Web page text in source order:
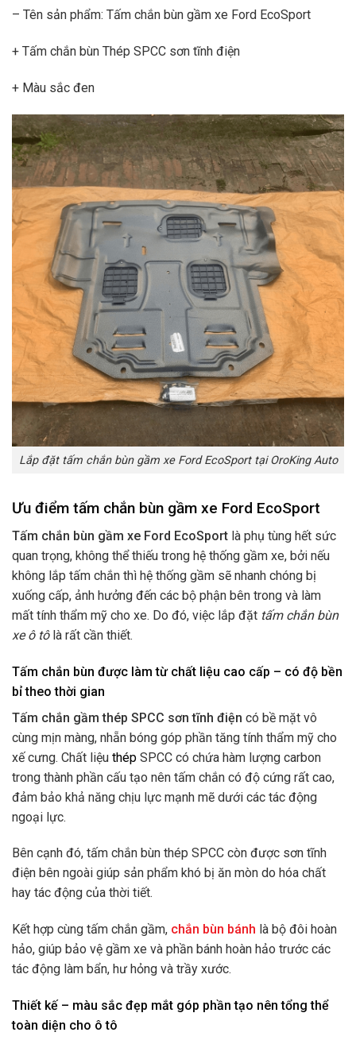
– Tên sản phẩm: Tấm chắn bùn gầm xe Ford EcoSport
+ Tấm chắn bùn Thép SPCC sơn tĩnh điện
+ Màu sắc đen
Lắp đặt tấm chắn bùn gầm xe Ford EcoSport tại OroKing Auto
Ưu điểm tấm chắn bùn gầm xe Ford EcoSport
Tấm chắn bùn gầm xe Ford EcoSport là phụ tùng hết sức
quan trọng, không thể thiếu trong hệ thống gầm xe, bởi nếu
không lắp tấm chắn thì hệ thống gầm sẽ nhanh chóng bị
xuống cấp, ảnh hưởng đến các bộ phận bên trong và làm
mất tính thẩm mỹ cho xe. Do đó, việc lắp đặt tấm chắn bùn
xe ô tô là rất cần thiết.
Tấm chắn bùn được làm từ chất liệu cao cấp – có độ bền
bỉ theo thời gian
Tấm chắn gầm thép SPCC sơn tĩnh điện có bề mặt vô
cùng mịn màng, nhẵn bóng góp phần tăng tính thẩm mỹ cho
xế cưng. Chất liệu thép SPCC có chứa hàm lượng carbon
trong thành phần cấu tạo nên tấm chắn có độ cứng rất cao,
đảm bảo khả năng chịu lực mạnh mẽ dưới các tác động
ngoại lực.
Bên cạnh đó, tấm chắn bùn thép SPCC còn được sơn tĩnh
điện bên ngoài giúp sản phẩm khó bị ăn mòn do hóa chất
hay tác động của thời tiết.
Kết hợp cùng tấm chắn gầm, chắn bùn bánh là bộ đôi hoàn
hảo, giúp bảo vệ gầm xe và phần bánh hoàn hảo trước các
tác động làm bẩn, hư hỏng và trầy xước.
Thiết kế – màu sắc đẹp mắt góp phần tạo nên tổng thể
toàn diện cho ô tô